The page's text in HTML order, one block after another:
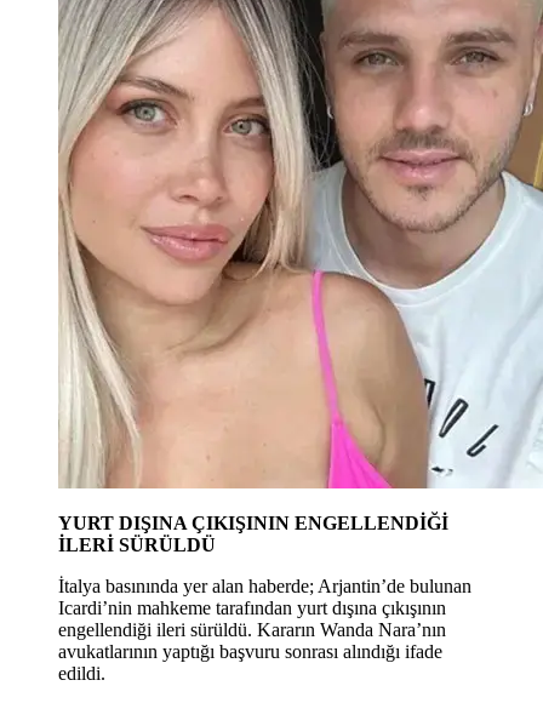
YURT DIŞINA ÇIKIŞININ ENGELLENDİĞİ
İLERİ SÜRÜLDÜ
İtalya basınında yer alan haberde; Arjantin’de bulunan
Icardi’nin mahkeme tarafından yurt dışına çıkışının
engellendiği ileri sürüldü. Kararın Wanda Nara’nın
avukatlarının yaptığı başvuru sonrası alındığı ifade
edildi.